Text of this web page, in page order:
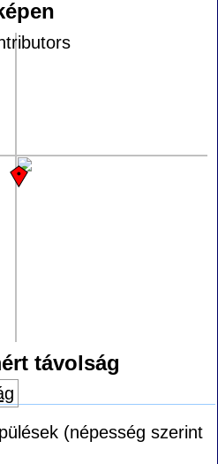
távolság
(népesség szerint